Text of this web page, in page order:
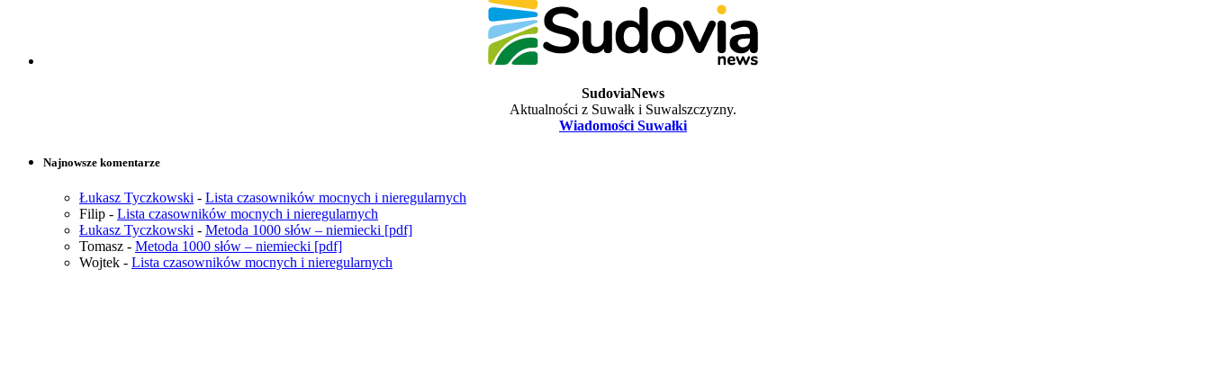
SudoviaNews
Aktualności z Suwałk i Suwalszczyzny.
Wiadomości Suwałki
Najnowsze komentarze
Łukasz Tyczkowski - Lista czasowników mocnych i nieregularnych
Filip - Lista czasowników mocnych i nieregularnych
Łukasz Tyczkowski - Metoda 1000 słów – niemiecki [pdf]
Tomasz - Metoda 1000 słów – niemiecki [pdf]
Wojtek - Lista czasowników mocnych i nieregularnych